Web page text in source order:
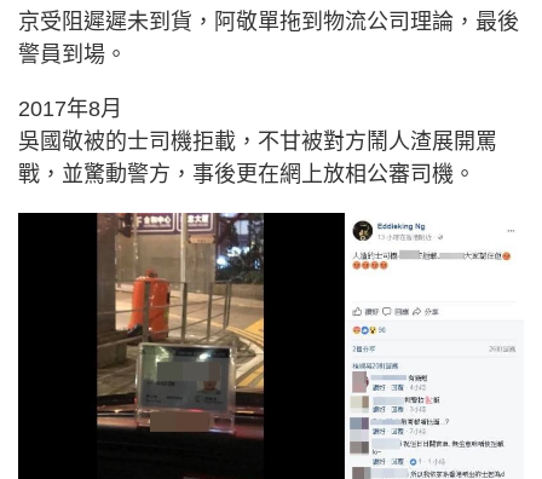
京受阻遲遲未到貨，阿敬單拖到物流公司理論，最後
警員到場。
2017年8月
吳國敬被的士司機拒載，不甘被對方鬧人渣展開罵
戰，並驚動警方，事後更在網上放相公審司機。